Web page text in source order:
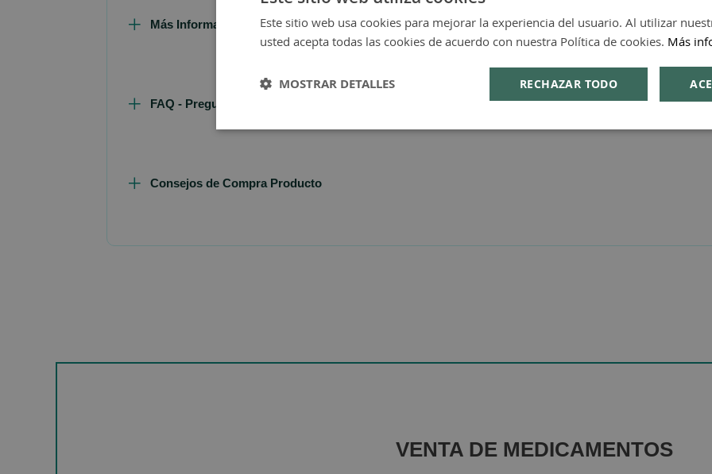
Más Información
FAQ - Preguntas y Respuestas
Consejos de Compra Producto
VENTA DE MEDICAMENTOS
Este sitio web usa cookies para mejorar la experiencia del usuario. Al utilizar
usted acepta todas las cookies de acuerdo con nuestra Política de cookies. Más
RECHAZAR TODO
MOSTRAR DETALLES